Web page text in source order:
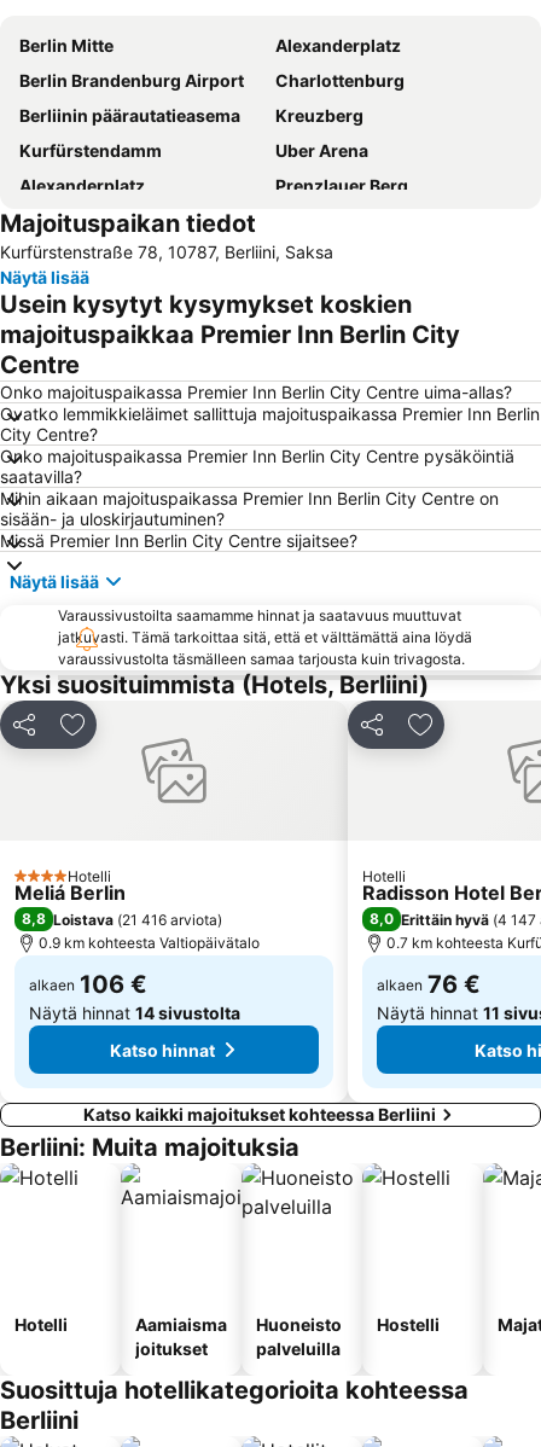
Berlin Mitte
Alexanderplatz
Berlin Brandenburg Airport
Charlottenburg
Berliinin päärautatieasema
Kreuzberg
Kurfürstendamm
Uber Arena
Alexanderplatz
Prenzlauer Berg
Charlottenburg-Wilmersdorf
Potsdamer Platz
Messe Berlin Messegelände
Friedrichshain
Brandenburgin portti
Spandau
Schöneberg
Berliinin eläintarha
Max-Schmeling-Halle
KaDeWe
Hauptbahnhof Metro Station
Tiergarten
Bahnhof Zoologischer Garten
Spandaun Vanhakaupunki
Gendarmenmarkt
Alexanderplatz Metro Station
Neukölln
Berliinin eläintarha
East Side Gallery
Ostbahnhof Berlin
Friedrichstraße
Columbiahalle Berlin
Wittenbergplatz
Zentraler Omnibusbahnhof Berlin ZOB
Zoologischer Garten Metro Station
Bahnhof Hackescher Markt
S-Bahnhof Ostkreuz
Baumschulenweg
Legoland Discovery Centre Berlin
Steglitz
Waldbühne
Majoituspaikan tiedot
Kurfürstenstraße 78, 10787, Berliini, Saksa
Näytä lisää
Usein kysytyt kysymykset koskien
majoituspaikkaa Premier Inn Berlin City
Centre
Onko majoituspaikassa Premier Inn Berlin City Centre uima-allas?
Ovatko lemmikkieläimet sallittuja majoituspaikassa Premier Inn Berlin
City Centre?
Onko majoituspaikassa Premier Inn Berlin City Centre pysäköintiä
saatavilla?
Mihin aikaan majoituspaikassa Premier Inn Berlin City Centre on
sisään- ja uloskirjautuminen?
Missä Premier Inn Berlin City Centre sijaitsee?
Näytä lisää
Varaussivustoilta saamamme hinnat ja saatavuus muuttuvat
jatkuvasti. Tämä tarkoittaa sitä, että et välttämättä aina löydä
varaussivustolta täsmälleen samaa tarjousta kuin trivagosta.
Yksi suosituimmista (Hotels, Berliini)
Jaa Lisää suosikkeihin
4 Tähtiluokitus
Hotelli
Meliá Berlin
8,8 Loistava (21 416 arviota)
0.9 km kohteesta Valtiopäivätalo
alkaen 106 €
Näytä hinnat 14 sivustolta
Katso hinnat
Jaa Lisää
Hotelli
Radisson Hotel
8,0 Erittäin hyvä (4 147
0.7 km kohteesta
alkaen 76 €
Näytä hinnat 11
Katso
Katso kaikki majoitukset kohteessa Berliini
Berliini: Muita majoituksia
Hotelli
Aamiaisma
joitukset
Huoneisto
palveluilla
Hostelli
Suosittuja hotellikategorioita kohteessa
Berliini